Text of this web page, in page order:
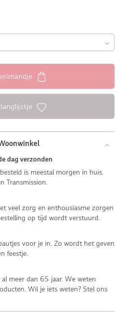
dag verzonden
is meestal morgen in huis.
Transmission.
veel zorg en enthousiasme zorgen
op tijd wordt verstuurd.
voor je in. Zo wordt het geven
feestje.
meer dan 65 jaar. We weten
Wil je iets weten? Stel ons